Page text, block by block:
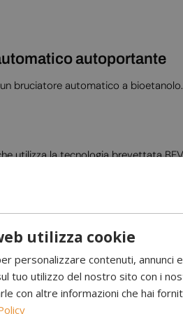
autoportante
bruciatore automatico a
utilizza la tecnologia brevettata
il bioetanolo prima della
automaticamente il camino,
di circa 0,30 litri di bioetanolo
utilizza cookie
personalizzare contenuti, annunci
tuo utilizzo del nostro sito con i
con altre informazioni che hai